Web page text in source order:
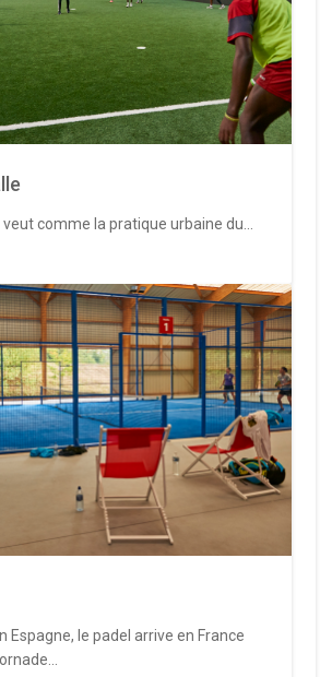
veut comme la pratique urbaine du...
Espagne, le padel arrive en France